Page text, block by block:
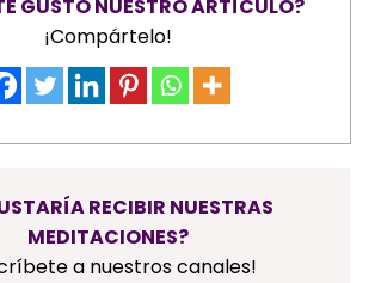
GUSTÓ NUESTRO ARTÍCULO?
¡Compártelo!
RECIBIR NUESTRAS
MEDITACIONES?
a nuestros canales!